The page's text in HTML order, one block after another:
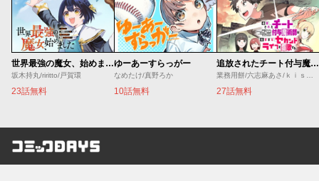
世界最強の魔女、始めました ～私だけ『攻略サイト』を見れる世界で自由に生きます～
坂木持丸/riritto/戸賀環
23話無料
ゆーあーすらっがー
なめたけ/真野ろか
10話無料
追放されたチート付与魔術師は気ままなセカンドライフを謳歌する。 ～俺は武器だけじゃなく、あらゆるものに『強化ポイント』を付与できるし、俺の意思でいつでも効果を解除できるけど、残った人たち大丈夫？～
業務用餅/六志麻あさ/ｋｉｓｕｉ
27話無料
コミックDAYS